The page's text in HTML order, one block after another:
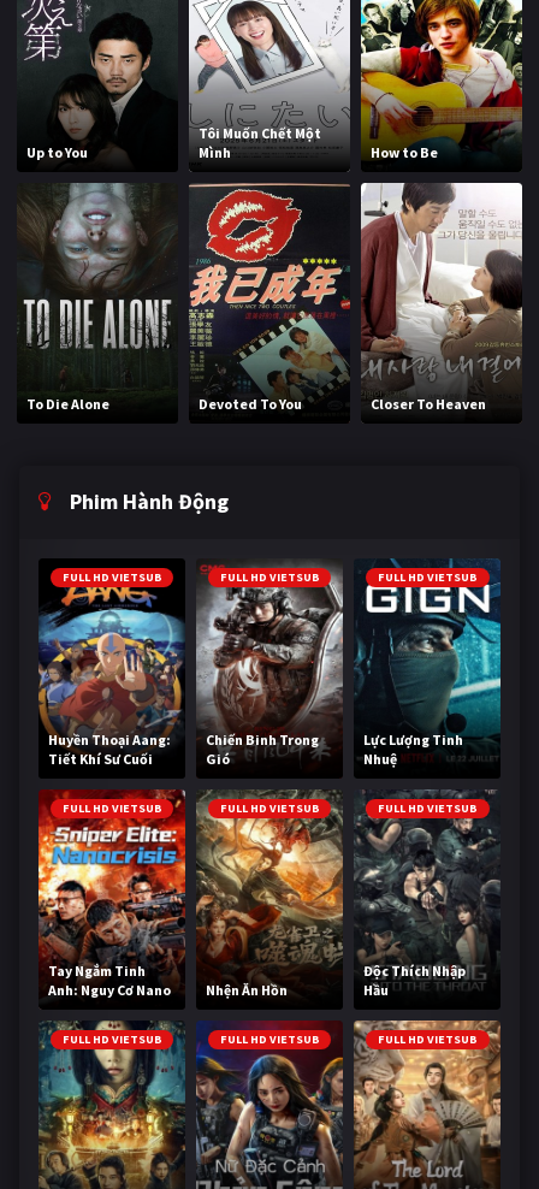
Up to You
Tôi Muốn Chết Một
Mình
How to Be
To Die Alone Devoted To You Closer To Heaven
Phim Hành Động
FULL HD VIETSUB
Huyền Thoại Aang:
Tiết Khí Sư Cuối
Cùng
FULL HD VIETSUB
Chiến Binh Trong
Gió
FULL HD VIETSUB
Lực Lượng Tinh
Nhuệ
FULL HD VIETSUB
Tay Ngắm Tinh
Anh: Nguy Cơ Nano
FULL HD VIETSUB
Nhện Ăn Hồn
FULL HD VIETSUB
Độc Thích Nhập
Hầu
FULL HD VIETSUB FULL HD VIETSUB FULL HD VIETSUB